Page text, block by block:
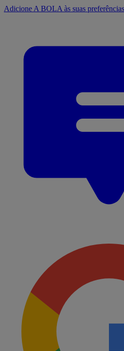
Adicione A BOLA às suas